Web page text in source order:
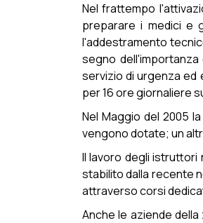
Nel frattempo
preparare i medici e
l'addestramento
segno
servizio di urgenza ed
per 16 ore giornaliere
Nel Maggio del 2005
vengono dotate; un
Il lavoro degli
stabilito dalla recente
attraverso corsi
Anche le aziende